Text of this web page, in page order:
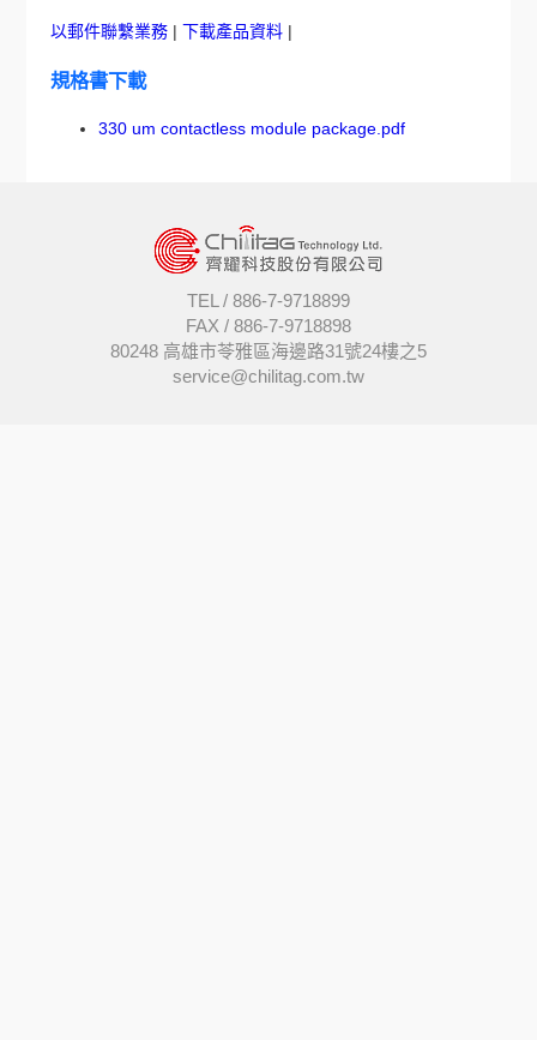
以郵件聯繫業務 |下載產品資料 |
規格書下載
330 um contactless module package.pdf
TEL / 886-7-9718899
FAX / 886-7-9718898
80248 高雄市苓雅區海邊路31號24樓之5
service@chilitag.com.tw